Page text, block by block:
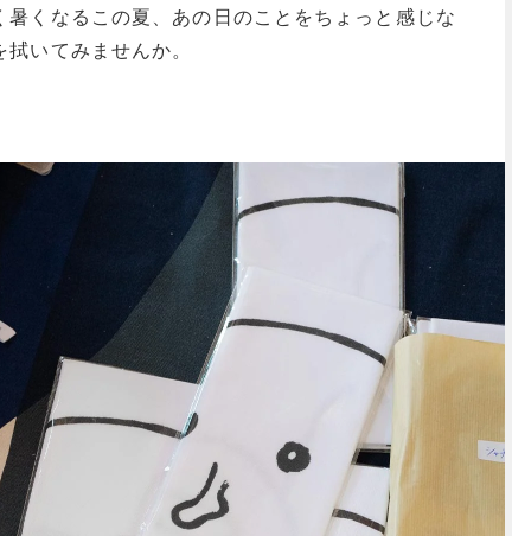
暑くなるこの夏、あの日のことをちょっと感じな
いてみませんか。